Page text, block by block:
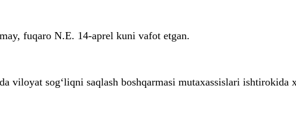
fuqaro N.E. 14-aprel kuni vafot etgan.
viloyat sog‘liqni saqlash boshqarmasi mutaxassislari